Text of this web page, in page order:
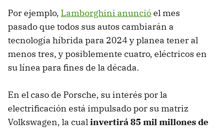
Por ejemplo, Lamborghini anuncióel mes
pasado que todos sus autos cambiarán a
tecnología híbrida para 2024 y planea tener al
menos tres, y posiblemente cuatro, eléctricos en
su línea para fines de la década.
En el caso de Porsche, su interés por la
electrificación está impulsado por su matriz
Volkswagen, la cual invertirá 85 mil millones de